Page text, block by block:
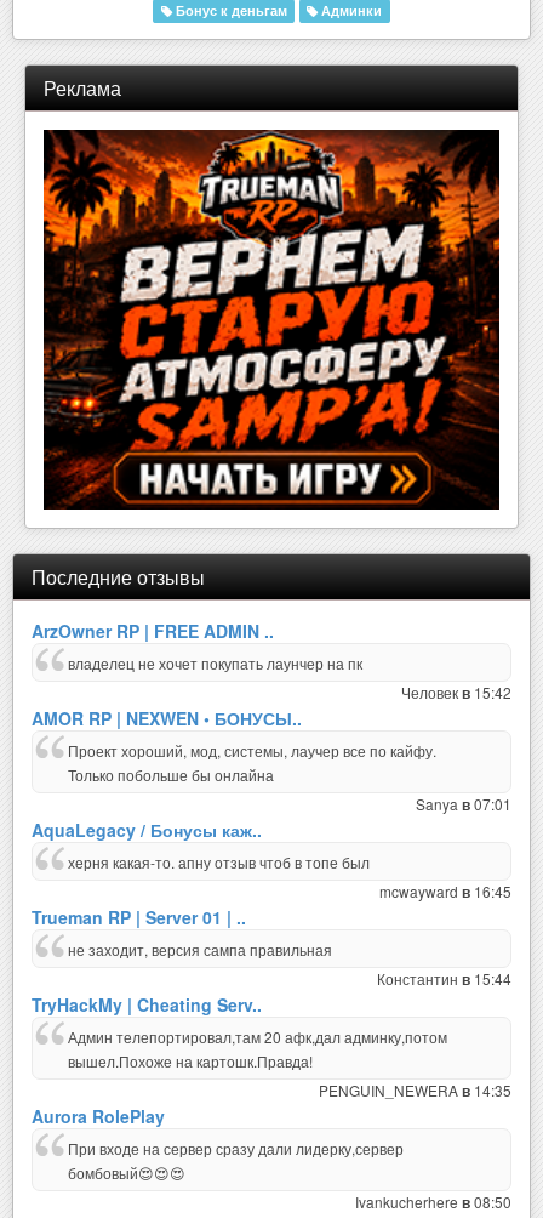
Бонус к деньгам
Админки
Реклама
Последние отзывы
ArzOwner RP | FREE ADMIN ..
владелец не хочет покупать лаунчер на пк
Человекв 15:42
AMOR RP | NEXWEN • БОНУСЫ..
Проект хороший, мод, системы, лаучер все по кайфу.
Только побольше бы онлайна
Sanya в07:01
AquaLegacy / Бонусы каж..
херня какая-то. апну отзыв чтоб в топе был
mcwayward в 16:45
Trueman RP | Server 01 | ..
не заходит, версия сампа правильная
Константин в 15:44
TryHackMy | Cheating Serv..
Админ телепортировал,там 20 афк,дал админку,потом
вышел.Похоже на картошк.Правда!
PENGUIN_NEWERAв 14:35
Aurora RolePlay
При входе на сервер сразу дали лидерку,сервер
бомбовый😍😍😍
Ivankucherhere в08:50